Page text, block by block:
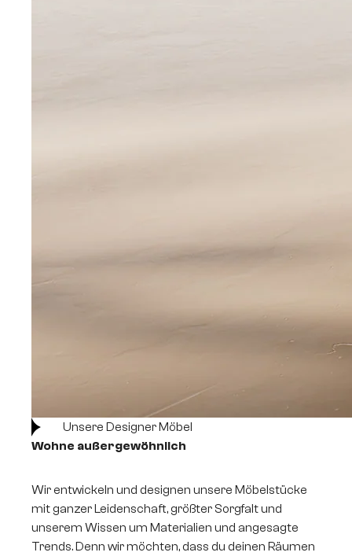
Unsere Designer Möbel
Wohne außergewöhnlich
Wir entwickeln und designen unsere Möbelstücke
mit ganzer Leidenschaft, größter Sorgfalt und
unserem Wissen um Materialien und angesagte
Trends. Denn wir möchten, dass du deinen Räumen